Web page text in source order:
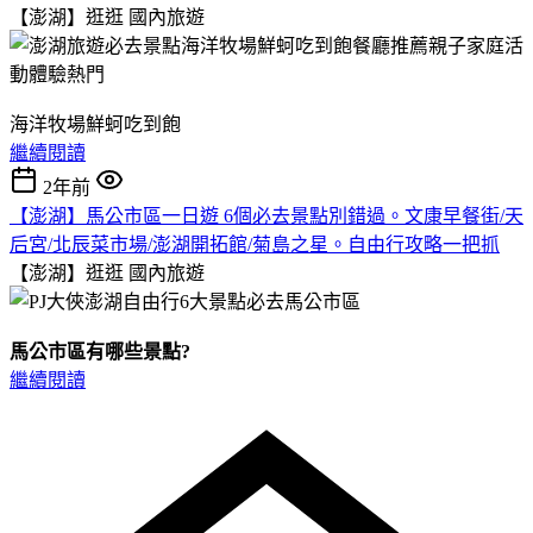
【澎湖】逛逛 國內旅遊
海洋牧場鮮蚵吃到飽
繼續閱讀
2年前
【澎湖】馬公市區一日遊 6個必去景點別錯過。文康早餐街/天
后宮/北辰菜市場/澎湖開拓館/菊島之星。自由行攻略一把抓
【澎湖】逛逛 國內旅遊
馬公市區有哪些景點?
繼續閱讀